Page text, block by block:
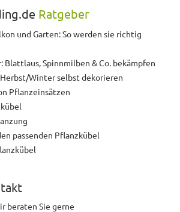
Ratgeber
und Garten: So werden sie richtig
Spinnmilben & Co. bekämpfen
Winter selbst dekorieren
Pflanzeinsätzen
passenden Pflanzkübel
beraten Sie gerne